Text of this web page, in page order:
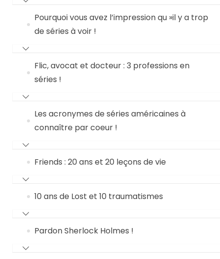
Pourquoi vous avez l’impression qu »il y a trop
de séries à voir !
Flic, avocat et docteur : 3 professions en
séries !
Les acronymes de séries américaines à
connaître par coeur !
Friends : 20 ans et 20 leçons de vie
10 ans de Lost et 10 traumatismes
Pardon Sherlock Holmes !